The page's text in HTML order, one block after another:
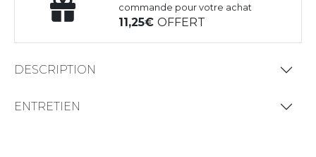
commande pour votre achat
11,25OFFERT
DESCRIPTION
ENTRETIEN